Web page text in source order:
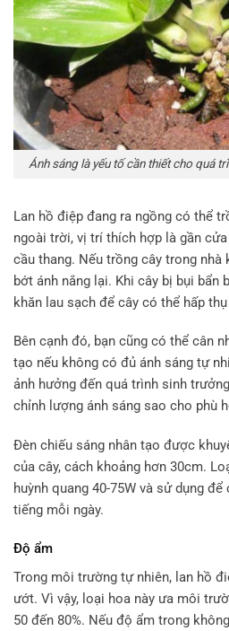
Ánh sáng là yếu tố cần thiết cho quá
Lan hồ điệp đang ra ngồng có thể
ngoài trời, vị trí thích hợp là gần
cầu thang. Nếu trồng cây trong nhà
bớt ánh nắng lại. Khi cây bị bụi bẩn
khăn lau sạch để cây có thể hấp
Bên cạnh đó, bạn cũng có thể cân
tạo nếu không có đủ ánh sáng tự
ảnh hưởng đến quá trình sinh
chỉnh lượng ánh sáng sao cho phù
Đèn chiếu sáng nhân tạo được
của cây, cách khoảng hơn 30cm.
huỳnh quang 40-75W và sử dụng
tiếng mỗi ngày.
Độ ẩm
Trong môi trường tự nhiên, lan hồ
ướt. Vì vậy, loại hoa này ưa môi
50 đến 80%. Nếu độ ẩm trong